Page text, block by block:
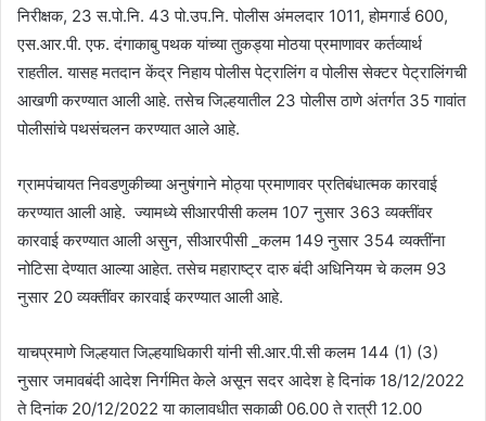
निरीक्षक, 23 स.पो.नि. 43 पो.उप.नि. पोलीस अंमलदार 1011, होमगार्ड 600,
एस.आर.पी. एफ. दंगाकाबु पथक यांच्या तुकड्या मोठया प्रमाणावर कर्तव्यार्थ
राहतील. यासह मतदान केंद्र निहाय पोलीस पेट्रालिंग व पोलीस सेक्टर पेट्रालिंगची
आखणी करण्यात आली आहे. तसेच जिल्हयातील 23 पोलीस ठाणे अंतर्गत 35 गावांत
पोलीसांचे पथसंचलन करण्यात आले आहे.
ग्रामपंचायत निवडणुकीच्या अनुषंगाने मोठ्या प्रमाणावर प्रतिबंधात्मक कारवाई
करण्यात आली आहे. ज्यामध्ये सीआरपीसी कलम 107 नुसार 363 व्यक्तींवर
कारवाई करण्यात आली असुन, सीआरपीसी _कलम 149 नुसार 354 व्यक्तींना
नोटिसा देण्यात आल्या आहेत. तसेच महाराष्ट्र दारु बंदी अधिनियम चे कलम 93
नुसार 20 व्यक्तींवर कारवाई करण्यात आली आहे.
याचप्रमाणे जिल्हयात जिल्हयाधिकारी यांनी सी.आर.पी.सी कलम 144 (1) (3)
नुसार जमावबंदी आदेश निर्गमित केले असून सदर आदेश हे दिनांक 18/12/2022
ते दिनांक 20/12/2022 या कालावधीत सकाळी 06.00 ते रात्री 12.00